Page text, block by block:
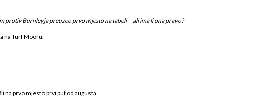
protiv Burnleyja preuzeo prvo mjesto na tabeli – ali ima li ona pravo?
na Turf Mooru.
na prvo mjesto prvi put od augusta.